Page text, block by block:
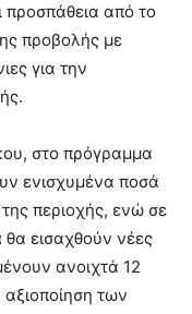
προσπάθεια από το
προβολής με
για την
στο πρόγραμμα
ενισχυμένα ποσά
περιοχής, ενώ σε
θα εισαχθούν νέες
ανοιχτά 12
των